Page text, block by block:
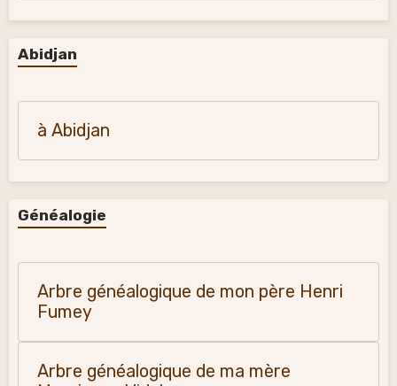
Abidjan
à Abidjan
Généalogie
Arbre généalogique de mon père Henri
Fumey
Arbre généalogique de ma mère